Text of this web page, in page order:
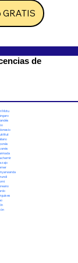
de
Motu